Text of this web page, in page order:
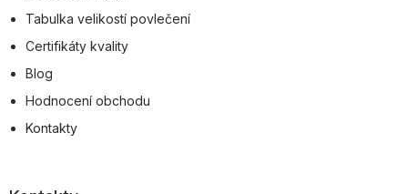
Tabulka velikostí povlečení
Certifikáty kvality
Blog
Hodnocení obchodu
Kontakty